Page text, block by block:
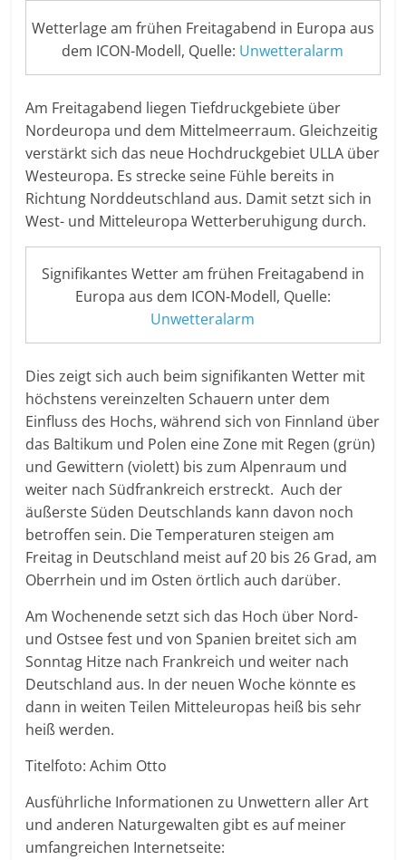
Wetterlage am frühen Freitagabend in Europa aus
dem ICON-Modell, Quelle: Unwetteralarm
Am Freitagabend liegen Tiefdruckgebiete über
Nordeuropa und dem Mittelmeerraum. Gleichzeitig
verstärkt sich das neue Hochdruckgebiet ULLA über
Westeuropa. Es strecke seine Fühle bereits in
Richtung Norddeutschland aus. Damit setzt sich in
West- und Mitteleuropa Wetterberuhigung durch.
Signifikantes Wetter am frühen Freitagabend in
Europa aus dem ICON-Modell, Quelle:
Unwetteralarm
Dies zeigt sich auch beim signifikanten Wetter mit
höchstens vereinzelten Schauern unter dem
Einfluss des Hochs, während sich von Finnland über
das Baltikum und Polen eine Zone mit Regen (grün)
und Gewittern (violett) bis zum Alpenraum und
weiter nach Südfrankreich erstreckt. Auch der
äußerste Süden Deutschlands kann davon noch
betroffen sein. Die Temperaturen steigen am
Freitag in Deutschland meist auf 20 bis 26 Grad, am
Oberrhein und im Osten örtlich auch darüber.
Am Wochenende setzt sich das Hoch über Nord-
und Ostsee fest und von Spanien breitet sich am
Sonntag Hitze nach Frankreich und weiter nach
Deutschland aus. In der neuen Woche könnte es
dann in weiten Teilen Mitteleuropas heiß bis sehr
heiß werden.
Titelfoto: Achim Otto
Ausführliche Informationen zu Unwettern aller Art
und anderen Naturgewalten gibt es auf meiner
umfangreichen Internetseite: